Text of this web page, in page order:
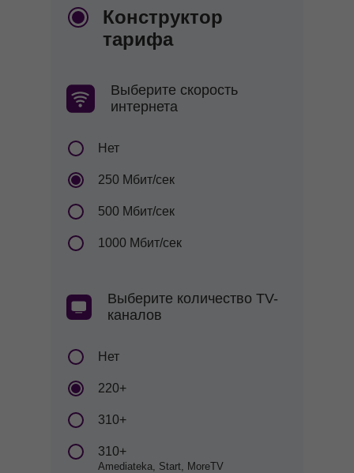
Конструктор
тарифа
Выберите скорость
интернета
Нет
250 Мбит/сек
500 Мбит/сек
1000 Мбит/сек
Выберите количество TV-
каналов
Нет
220+
310+
310+
Amediateka, Start, MoreTV